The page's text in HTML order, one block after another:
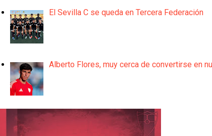
El Sevilla C se queda en Tercera Federación
Alberto Flores, muy cerca de convertirse en